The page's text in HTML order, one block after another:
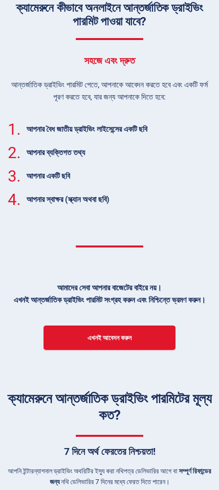
ক্যামেরুনে কীভাবে অনলাইনে আন্তর্জাতিক ড্রাইভিং
পারমিট পাওয়া যাবে?
সহজে এবং দ্রুত
আন্তর্জাতিক ড্রাইভিং পারমিট পেতে, আপনাকে আবেদন করতে হবে এবং একটি ফর্ম
পূরণ করতে হবে, যার জন্য আপনাকে দিতে হবে:
1. আপনার বৈধ জাতীয় ড্রাইভিং লাইসেন্সের একটি ছবি
2. আপনার ব্যক্তিগত তথ্য
3. আপনার একটি ছবি
4. আপনার স্বাক্ষর (স্ক্যান অথবা ছবি)
আমাদের সেবা আপনার বাজেটের বাইরে নয়।
এখনই আন্তর্জাতিক ড্রাইভিং পারমিট সংগ্রহ করুন এবং নিশ্চিন্তে ভ্রমণ করুন।
এখনই আবেদন করুন
ক্যামেরুনে আন্তর্জাতিক ড্রাইভিং পারমিটের মূল্য
কত?
7 দিনে অর্থ ফেরতের নিশ্চয়তা!
আপনি ইন্টারন্যাশনাল ড্রাইভিং অথরিটির ইস্যু করা নথিপত্র ডেলিভারির আগে বাসম্পূর্ণ রিফান্ডের
জন্যনথি ডেলিভারির 7 দিনের মধ্যে ফেরত দিতে পারেন।